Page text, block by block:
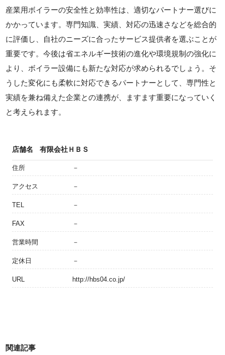
産業用ボイラーの安全性と効率性は、適切なパートナー選びに
かかっています。専門知識、実績、対応の迅速さなどを総合的
に評価し、自社のニーズに合ったサービス提供者を選ぶことが
重要です。今後は省エネルギー技術の進化や環境規制の強化に
より、ボイラー設備にも新たな対応が求められるでしょう。そ
うした変化にも柔軟に対応できるパートナーとして、専門性と
実績を兼ね備えた企業との連携が、ますます重要になっていく
と考えられます。
店舗名 有限会社ＨＢＳ
住所 －
アクセス －
TEL －
FAX －
営業時間 －
定休日 －
URL http://hbs04.co.jp/
関連記事